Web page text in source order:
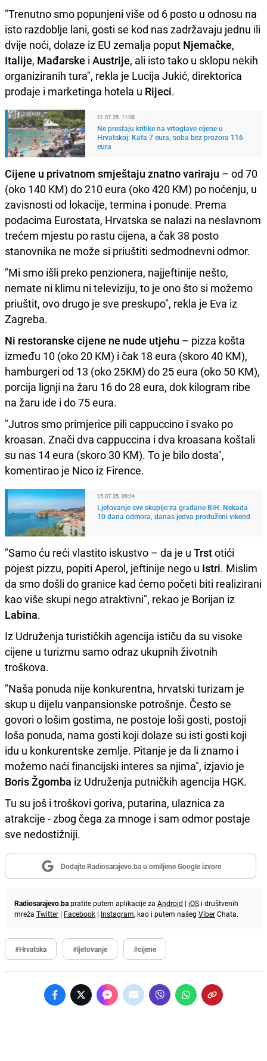
"Trenutno smo popunjeni više od 6 posto u odnosu na
isto razdoblje lani, gosti se kod nas zadržavaju jednu ili
dvije noći, dolaze iz EU zemalja poput Njemačke,
Italije, Mađarske i Austrije, ali isto tako u sklopu nekih
organiziranih tura", rekla je Lucija Jukić, direktorica
prodaje i marketinga hotela u Rijeci.
21.07.25. 11:38
Ne prestaju kritike na vrtoglave cijene u
Hrvatskoj: Kafa 7 eura, soba bez prozora 116
eura
Cijene u privatnom smještaju znatno variraju – od 70
(oko 140 KM) do 210 eura (oko 420 KM) po noćenju, u
zavisnosti od lokacije, termina i ponude. Prema
podacima Eurostata, Hrvatska se nalazi na neslavnom
trećem mjestu po rastu cijena, a čak 38 posto
stanovnika ne može si priuštiti sedmodnevni odmor.
"Mi smo išli preko penzionera, najjeftinije nešto,
nemate ni klimu ni televiziju, to je ono što si možemo
priuštit, ovo drugo je sve preskupo", rekla je Eva iz
Zagreba.
Ni restoranske cijene ne nude utjehu – pizza košta
između 10 (oko 20 KM) i čak 18 eura (skoro 40 KM),
hamburgeri od 13 (oko 25KM) do 25 eura (oko 50 KM),
porcija lignji na žaru 16 do 28 eura, dok kilogram ribe
na žaru ide i do 75 eura.
"Jutros smo primjerice pili cappuccino i svako po
kroasan. Znači dva cappuccina i dva kroasana koštali
su nas 14 eura (skoro 30 KM). To je bilo dosta",
komentirao je Nico iz Firence.
15.07.25. 09:24
Ljetovanje sve skuplje za građane BiH: Nekada
10 dana odmora, danas jedva produženi vikend
"Samo ću reći vlastito iskustvo – da je u Trstotići
pojest pizzu, popiti Aperol, jeftinije nego u Istri. Mislim
da smo došli do granice kad ćemo početi biti realizirani
kao više skupi nego atraktivni", rekao je Borijan iz
Labina.
Iz Udruženja turističkih agencija ističu da su visoke
cijene u turizmu samo odraz ukupnih životnih
troškova.
"Naša ponuda nije konkurentna, hrvatski turizam je
skup u dijelu vanpansionske potrošnje. Često se
govori o lošim gostima, ne postoje loši gosti, postoji
loša ponuda, nama gosti koji dolaze su isti gosti koji
idu u konkurentske zemlje. Pitanje je da li znamo i
možemo naći financijski interes sa njima", izjavio je
Boris Žgomba iz Udruženja putničkih agencija HGK.
Tu su još i troškovi goriva, putarina, ulaznica za
atrakcije - zbog čega za mnoge i sam odmor postaje
sve nedostižniji.
Dodajte Radiosarajevo.ba u omiljene Google izvore
Radiosarajevo.bapratite putem aplikacije za Android | iOS i društvenih
mreža Twitter | Facebook | Instagram, kao i putem našeg ViberChata.
#Hrvatska #ljetovanje #cijene